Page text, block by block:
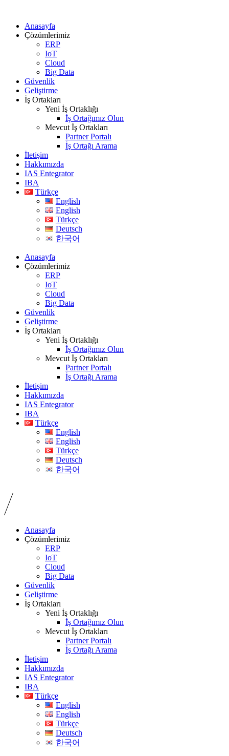
Anasayfa
Çözümlerimiz
ERP
IoT
Cloud
Big Data
Güvenlik
Geliştirme
İş Ortakları
Yeni İş Ortaklığı
İş Ortağımız Olun
Mevcut İş Ortakları
Partner Portalı
İş Ortağı Arama
İletişim
Hakkımızda
IAS Entegrator
IBA
Türkçe
English
English
Türkçe
Deutsch
한국어
Anasayfa
Çözümlerimiz
ERP
IoT
Cloud
Big Data
Güvenlik
Geliştirme
İş Ortakları
Yeni İş Ortaklığı
İş Ortağımız Olun
Mevcut İş Ortakları
Partner Portalı
İş Ortağı Arama
İletişim
Hakkımızda
IAS Entegrator
IBA
Türkçe
English
English
Türkçe
Deutsch
한국어
Anasayfa
Çözümlerimiz
ERP
IoT
Cloud
Big Data
Güvenlik
Geliştirme
İş Ortakları
Yeni İş Ortaklığı
İş Ortağımız Olun
Mevcut İş Ortakları
Partner Portalı
İş Ortağı Arama
İletişim
Hakkımızda
IAS Entegrator
IBA
Türkçe
English
English
Türkçe
Deutsch
한국어